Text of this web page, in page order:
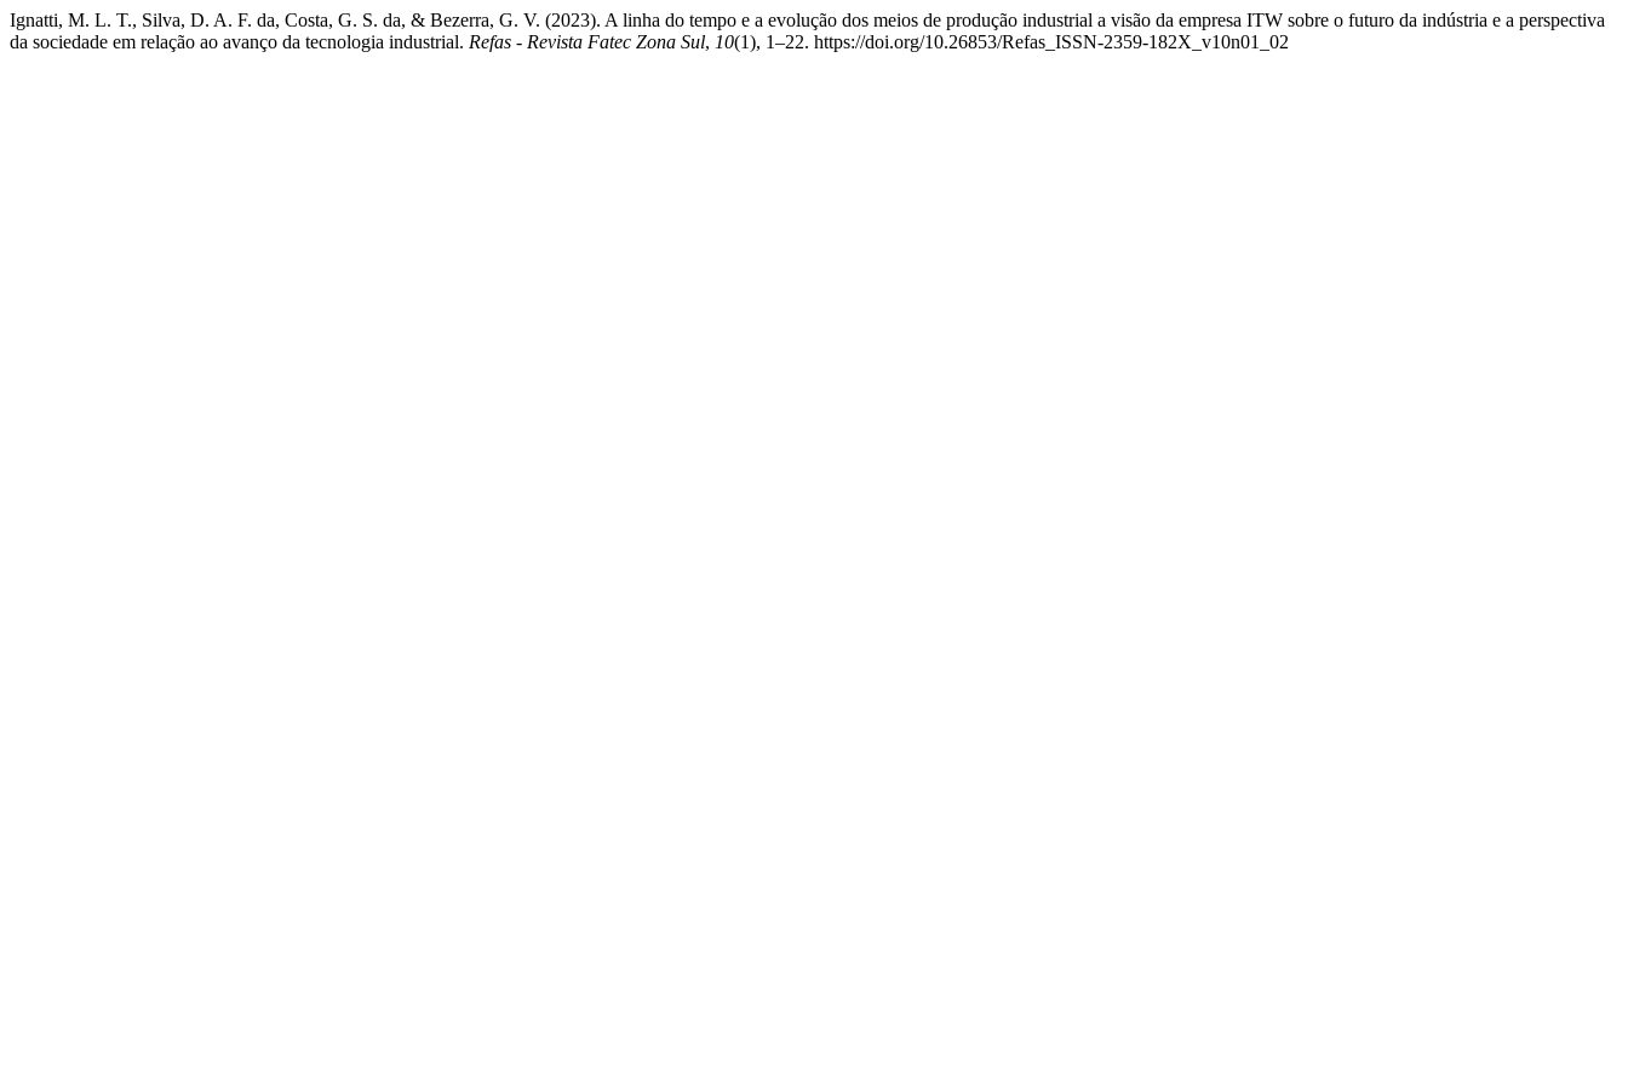
Ignatti, M. L. T., Silva, D. A. F. da, Costa, G. S. da, & Bezerra, G. V. (2023). A linha do tempo e a evolução dos meios de produção industrial a visão da empresa ITW sobre o futuro da indústria e a perspectiva
da sociedade em relação ao avanço da tecnologia industrial. Refas - Revista Fatec Zona Sul, 10(1), 1–22. https://doi.org/10.26853/Refas_ISSN-2359-182X_v10n01_02